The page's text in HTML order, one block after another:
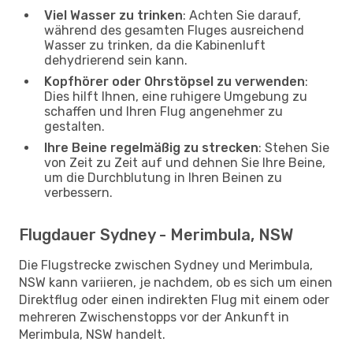
Viel Wasser zu trinken: Achten Sie darauf,
während des gesamten Fluges ausreichend
Wasser zu trinken, da die Kabinenluft
dehydrierend sein kann.
Kopfhörer oder Ohrstöpsel zu verwenden:
Dies hilft Ihnen, eine ruhigere Umgebung zu
schaffen und Ihren Flug angenehmer zu
gestalten.
Ihre Beine regelmäßig zu strecken: Stehen Sie
von Zeit zu Zeit auf und dehnen Sie Ihre Beine,
um die Durchblutung in Ihren Beinen zu
verbessern.
Flugdauer Sydney - Merimbula, NSW
Die Flugstrecke zwischen Sydney und Merimbula,
NSW kann variieren, je nachdem, ob es sich um einen
Direktflug oder einen indirekten Flug mit einem oder
mehreren Zwischenstopps vor der Ankunft in
Merimbula, NSW handelt.